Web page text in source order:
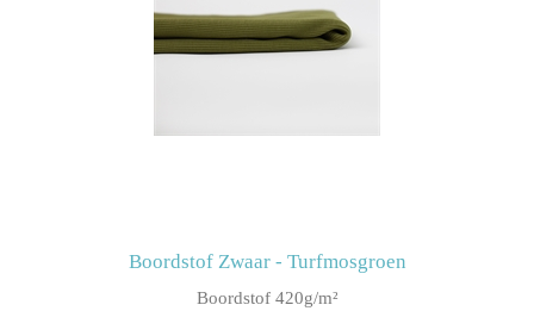
Boordstof Zwaar - Turfmosgroen
Boordstof 420g/m²